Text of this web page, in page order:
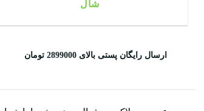
شال
ارسال رایگان پستی بالای 2899000 تومان